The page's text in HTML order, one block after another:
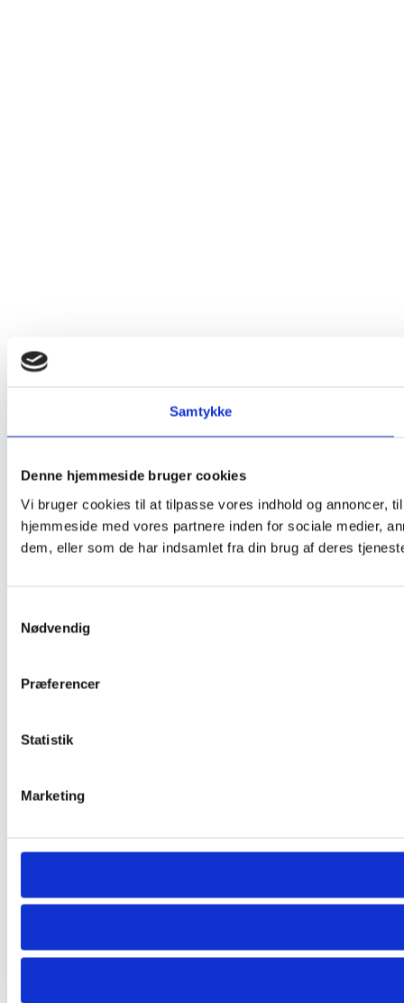
Samtykke
Denne hjemmeside bruger cookies
Vi bruger cookies til at tilpasse vores indhold og annoncer,
hjemmeside med vores partnere inden for sociale medier,
dem, eller som de har indsamlet fra din brug af deres
Nødvendig
Præferencer
Statistik
Marketing